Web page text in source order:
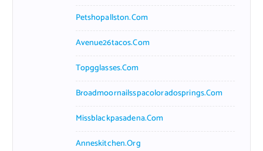
Petshopallston.com
Avenue26tacos.com
Topgglasses.com
Broadmoornailsspacoloradosprings.com
Missblackpasadena.com
Anneskitchen.org